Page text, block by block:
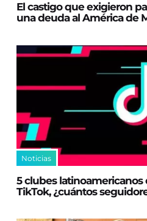
El castigo que exigieron
una deuda al América de
Noticias
5 clubes latinoamericanos
TikTok, ¿cuántos